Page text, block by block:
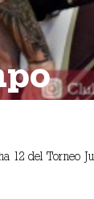
12 del Torneo